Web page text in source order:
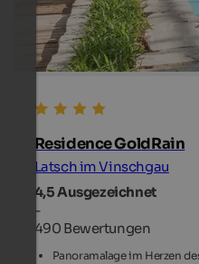
Residence GoldRain
Latsch im Vinschgau
4,5Ausgezeichnet
-
490 Bewertungen
Panoramalage im Herzen